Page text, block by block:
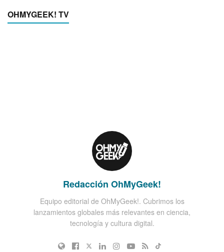
OHMYGEEK! TV
Redacción OhMyGeek!
Equipo editorial de OhMyGeek!. Cubrimos los
lanzamientos globales más relevantes en ciencia,
tecnología y cultura digital.